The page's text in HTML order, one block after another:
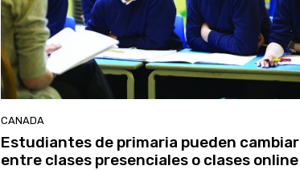
CANADA
Estudiantes de primaria pueden cambiar
entre clases presenciales o clases online